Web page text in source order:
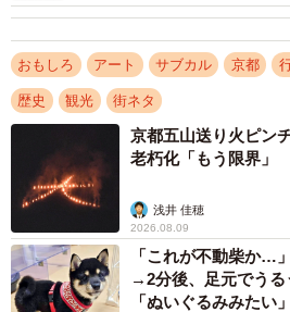
どのお地蔵さんも個性があふれて
瞳に真っ赤な唇。笑みをこぼした
宮津の化粧地蔵を紹介する本「宮
み 坐り 微笑んで」の著者、大城
同市本町＝は「あがめる対象に色
おもしろ アート サブカル 京都
歴史 観光 街ネタ
京都五山送り火ピン
老朽化「もう限界」
浅井 佳穂
2026.08.09
「これが不動柴か…
→2分後、足元でう
「ぬいぐるみみたい」